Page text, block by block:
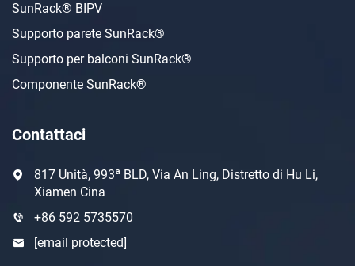
SunRack® BIPV
Supporto parete SunRack®
Supporto per balconi SunRack®
Componente SunRack®
Contattaci
817 Unità, 993ª BLD, Via An Ling, Distretto di Hu Li,
Xiamen Cina
+86 592 5735570
[email protected]